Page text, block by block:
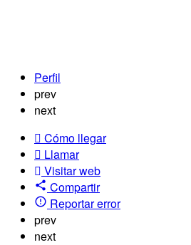
Perfil
prev
next
Cómo llegar
Llamar
Visitar web
Compartir
Reportar error
prev
next